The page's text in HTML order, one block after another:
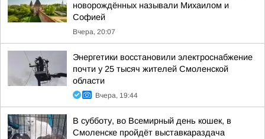
новорождённых называли Михаилом и
Софией
Вчера, 20:07
Энергетики восстановили электроснабжение
почти у 25 тысяч жителей Смоленской
области
Вчера, 19:44
В субботу, во Всемирный день кошек, в
Смоленске пройдёт выставкараздача